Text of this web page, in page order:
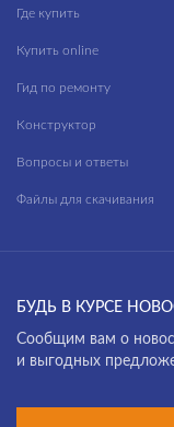
Где купить
Купить online
Гид по ремонту
Конструктор
Вопросы и ответы
Файлы для скачивания
БУДЬ В КУРСЕ
Cообщим вам о
и выгодных